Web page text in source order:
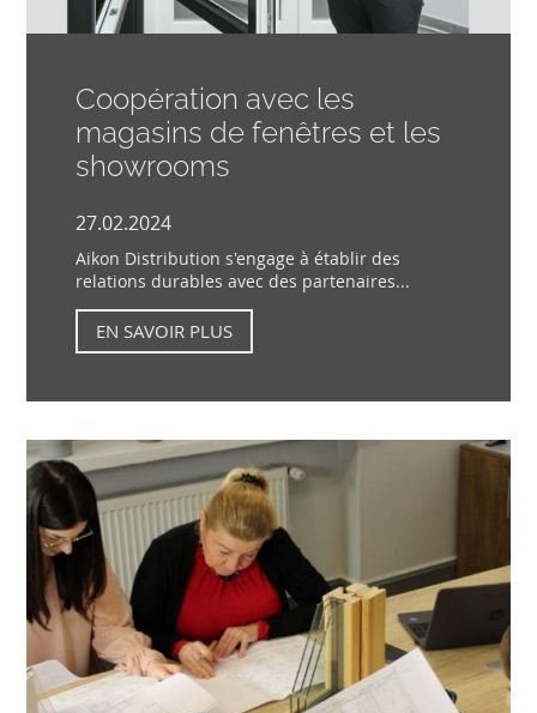
Coopération avec les
magasins de fenêtres et les
showrooms
27.02.2024
Aikon Distribution s'engage à établir des
relations durables avec des partenaires...
EN SAVOIR PLUS